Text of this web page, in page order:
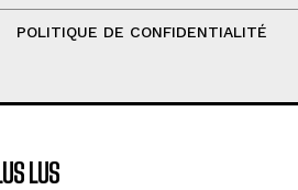
POLITIQUE DE CONFIDENTIALITÉ
LUS